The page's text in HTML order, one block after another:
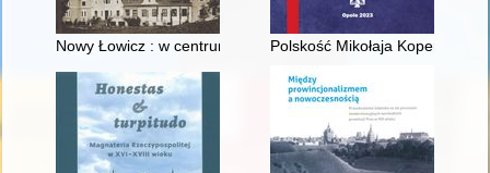
Nowy Łowicz : w centrum poligonu drawskiego od
Polskość Mikołaja Kopernika z